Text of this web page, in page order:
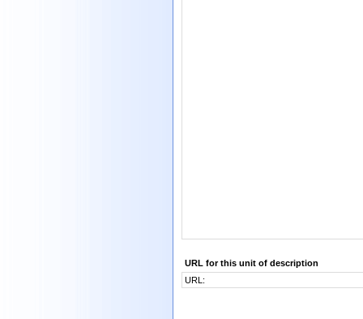
URL for this unit of description
URL: